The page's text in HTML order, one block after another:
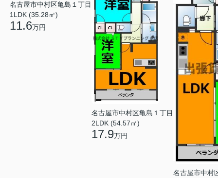
名古屋市中村区亀島１丁目
1LDK (35.28㎡)
11.6万円
名古屋市中村区亀島１丁目
2LDK (54.57㎡)
17.9万円
名古屋市中村